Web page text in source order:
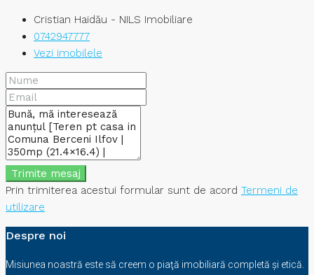
Cristian Haidău - NILS Imobiliare
0742947777
Vezi imobilele
Trimite mesaj
Prin trimiterea acestui formular sunt de acord Termeni de
utilizare
Despre noi
Misiunea noastră este să creem o piaţă imobiliară completă şi etică.